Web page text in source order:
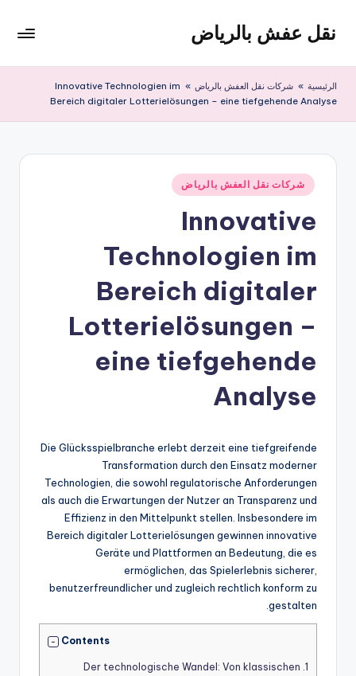
التجاوز
المحتوى
نقل عفش بالرياض
عفش
ريال
الرئيسية » شركات نقل العفش بالرياض »
Innovative Technologien im
Bereich digitaler Lotterielösungen – eine tiefgehende Analyse
نُشر
في
شركات نقل العفش بالرياض
Innovative
Technologien im
Bereich digitaler
Lotterielösungen –
eine tiefgehende
Analyse
Die Glücksspielbranche erlebt derzeit eine tiefgreifende
Transformation durch den Einsatz moderner
Technologien, die sowohl regulatorische Anforderungen
als auch die Erwartungen der Nutzer an Transparenz und
Effizienz in den Mittelpunkt stellen. Insbesondere im
Bereich digitaler Lotterielösungen gewinnen innovative
Geräte und Plattformen an Bedeutung, die es
ermöglichen, das Spielerlebnis sicherer,
benutzerfreundlicher und zugleich rechtlich konform zu
gestalten.
Contents
1.
Der technologische Wandel: Von klassischen